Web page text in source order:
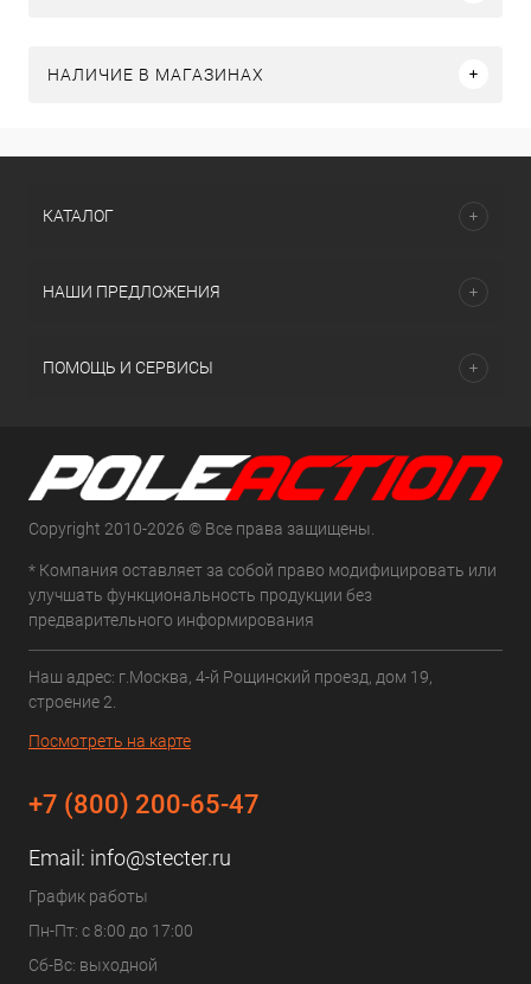
НАЛИЧИЕ В МАГАЗИНАХ
КАТАЛОГ
НАШИ ПРЕДЛОЖЕНИЯ
ПОМОЩЬ И СЕРВИСЫ
Copyright 2010-2026 © Все права защищены.
* Компания оставляет за собой право модифицировать или
улучшать функциональность продукции без
предварительного информирования
Наш адрес: г.Москва, 4-й Рощинский проезд, дом 19,
строение 2.
Посмотреть на карте
+7 (800) 200-65-47
Email: info@stecter.ru
График работы
Пн-Пт: с 8:00 до 17:00
Сб-Вс: выходной